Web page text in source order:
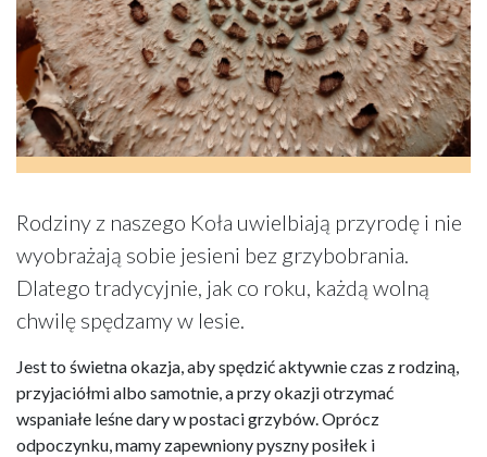
Rodziny z naszego Koła uwielbiają przyrodę i nie
wyobrażają sobie jesieni bez grzybobrania.
Dlatego tradycyjnie, jak co roku, każdą wolną
chwilę spędzamy w lesie.
Jest to świetna okazja, aby spędzić aktywnie czas z rodziną,
przyjaciółmi albo samotnie, a przy okazji otrzymać
wspaniałe leśne dary w postaci grzybów. Oprócz
odpoczynku, mamy zapewniony pyszny posiłek i